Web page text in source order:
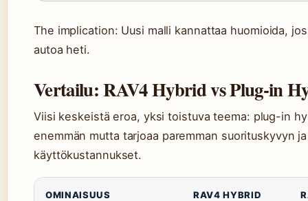
The implication: Uusi malli kannattaa huomioida,
autoa heti.
Vertailu: RAV4 Hybrid vs Plug-in
Viisi keskeistä eroa, yksi toistuva teema: plug-in
enemmän mutta tarjoaa paremman suorituskyvyn
käyttökustannukset.
OMINAISUUS RAV4 HYBRID